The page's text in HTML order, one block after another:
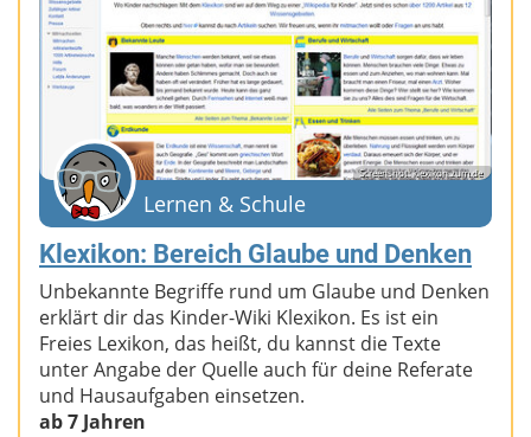
Screenshot: klexikon.zum.de
Lernen & Schule
Klexikon: Bereich Glaube und Denken
Unbekannte Begriffe rund um Glaube und Denken
erklärt dir das Kinder-Wiki Klexikon. Es ist ein
Freies Lexikon, das heißt, du kannst die Texte
unter Angabe der Quelle auch für deine Referate
und Hausaufgaben einsetzen.
ab 7 Jahren